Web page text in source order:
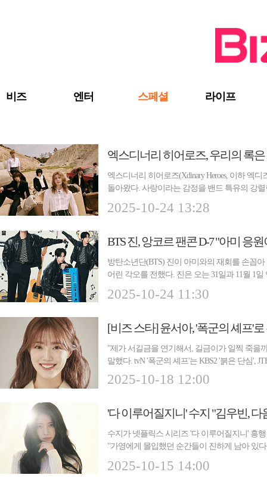
비즈 엔터 스페셜 라이프
엑스디너리 히어로즈, 우리의 록
엑스디너리 히어로즈(Xdinary Heroes, 이하 엑
돌아왔다. 사랑이라는 감정을 밴드 특유의 강
2025-10-24 13:28
BTS 진, 앙코르 팬콘 D-7 "아미 응
방탄소년단(BTS) 진이 아미와의 재회를 손꼽
어린 각오를 전했다. 진은 오는 31일과 11월 1
2025-10-24 11:30
[비즈 스타] 윤서아, '폭군의 셰프'
"제가 서길금을 연기해서, 길금이가 일찍 죽을
말했다. tvN '폭군의 셰프'는 KBS2 '붉은 단심',
2025-10-18 12:00
수지가 넷플릭스 시리즈 '다 이루어질지니' 흥
"가영에게 몰입했던 순간들이 진하게 남아 있
2025-10-15 14:00